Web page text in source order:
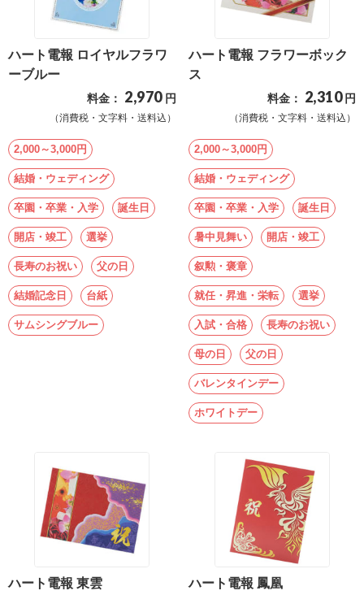
ハート電報 ロイヤルフラワ
ーブルー
料金： 2,970 円
（消費税・文字料・送料込）
2,000～3,000円
結婚・ウェディング
卒園・卒業・入学 誕生日
開店・竣工 選挙
長寿のお祝い 父の日
結婚記念日 台紙
サムシングブルー
ハート電報 フラワーボック
ス
料金： 2,310 円
（消費税・文字料・送料込）
2,000～3,000円
結婚・ウェディング
卒園・卒業・入学 誕生日
暑中見舞い 開店・竣工
叙勲・褒章
就任・昇進・栄転 選挙
入試・合格 長寿のお祝い
母の日 父の日
バレンタインデー
ホワイトデー
ハート電報 東雲 ハート電報 鳳凰